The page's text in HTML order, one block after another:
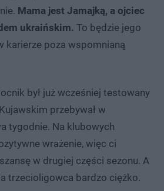
Mama jest Jamajką, a ojciec
ukraińskim. To będzie jego
karierze poza wspomnianą
był już wcześniej testowany
przebywał w
tygodnie. Na klubowych
wrażenie, więc ci
w drugiej części sezonu. A
trzecioligowca bardzo ciężko.